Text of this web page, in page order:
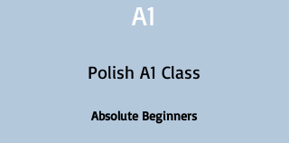
A1
Polish A1 Class
Absolute Beginners